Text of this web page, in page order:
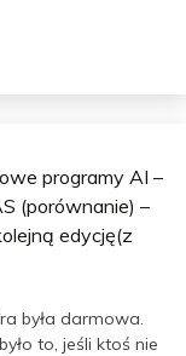
programy AI –
(porównanie) –
edycję(z
była darmowa.
to, jeśli ktoś nie